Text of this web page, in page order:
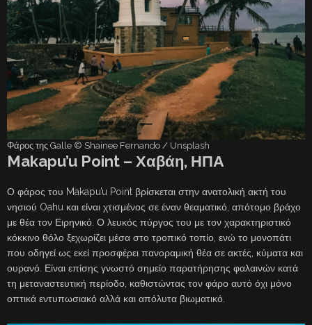
Φάρος της Galle © Shainee Fernando / Unsplash
Makapu’u Point – Χαβάη, ΗΠΑ
Ο φάρος του Makapu’u Point βρίσκεται στην ανατολική ακτή του
νησιού Oahu και είναι χτισμένος σε έναν θεαματικό, απότομο βράχο
με θέα τον Ειρηνικό. Ο λευκός πύργος του με τον χαρακτηριστικό
κόκκινο θόλο ξεχωρίζει μέσα στο τροπικό τοπίο, ενώ το μονοπάτι
που οδηγεί ως εκεί προσφέρει πανοραμική θέα σε ακτές, κύματα και
ουρανό. Είναι επίσης γνωστό σημείο παρατήρησης φαλαινών κατά
τη μεταναστευτική περίοδο, καθιστώντας τον φάρο αυτό όχι μόνο
οπτικά εντυπωσιακό αλλά και απόλυτα βιωματικό.